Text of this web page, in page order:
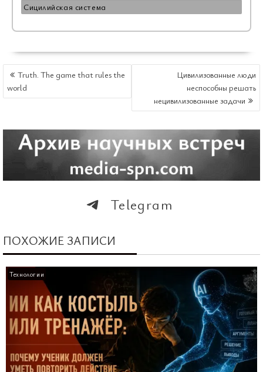
Сицилийская система
НАВИГАЦИЯ
ПО
ЗАПИСЯМ
Truth. The game that rules the
world
Цивилизованные люди
неспособны решать
нецивилизованные задачи
Telegram
ПОХОЖИЕ ЗАПИСИ
Технологии